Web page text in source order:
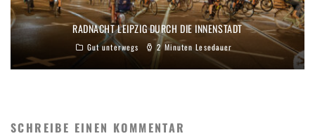
RADNACHT LEIPZIG DURCH DIE INNENSTADT
Gut unterwegs 2 Minuten Lesedauer
SCHREIBE EINEN KOMMENTAR